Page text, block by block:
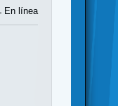
En línea